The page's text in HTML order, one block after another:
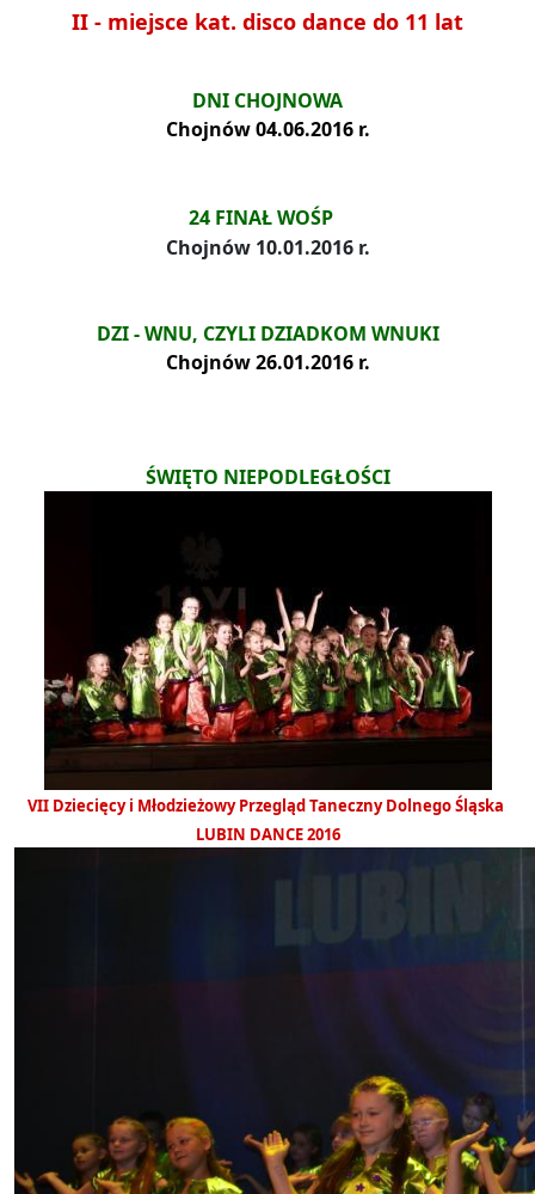
II - miejsce kat. disco dance do 11 lat
DNI CHOJNOWA
Chojnów 04.06.2016 r.
24 FINAŁ WOŚP
Chojnów 10.01.2016 r.
DZI- WNU, CZYLI DZIADKOM WNUKI
Chojnów 26.01.2016 r.
ŚWIĘTO NIEPODLEGŁOŚCI
VII Dziecięcy i Młodzieżowy Przegląd Taneczny Dolnego Śląska
LUBIN DANCE 2016